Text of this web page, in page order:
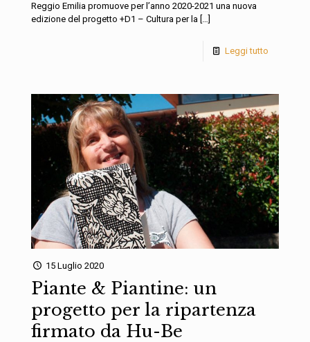
Reggio Emilia promuove per l’anno 2020-2021 una nuova
edizione del progetto +D1 – Cultura per la […]
Leggi tutto
15 Luglio 2020
Piante & Piantine: un
progetto per la ripartenza
firmato da Hu-Be